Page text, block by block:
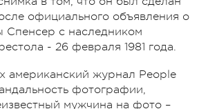
официального объявления о
Спенсер с наследником
- 26 февраля 1981 года.
американский журнал People
фотографии,
мужчина на фото –